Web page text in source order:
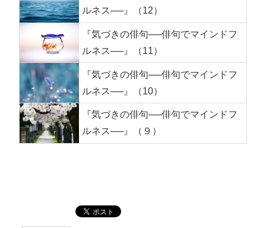
ルネス──』（12）
『気づきの俳句──俳句でマインドフ
ルネス──』（11）
『気づきの俳句──俳句でマインドフ
ルネス──』（10）
『気づきの俳句──俳句でマインドフ
ルネス──』（９）